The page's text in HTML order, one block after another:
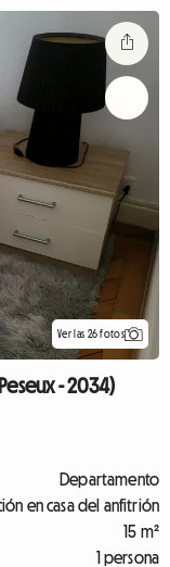
Ver las 26 fotos
- 2034)
Departamento
en casa del anfitrión
15 m²
1 persona